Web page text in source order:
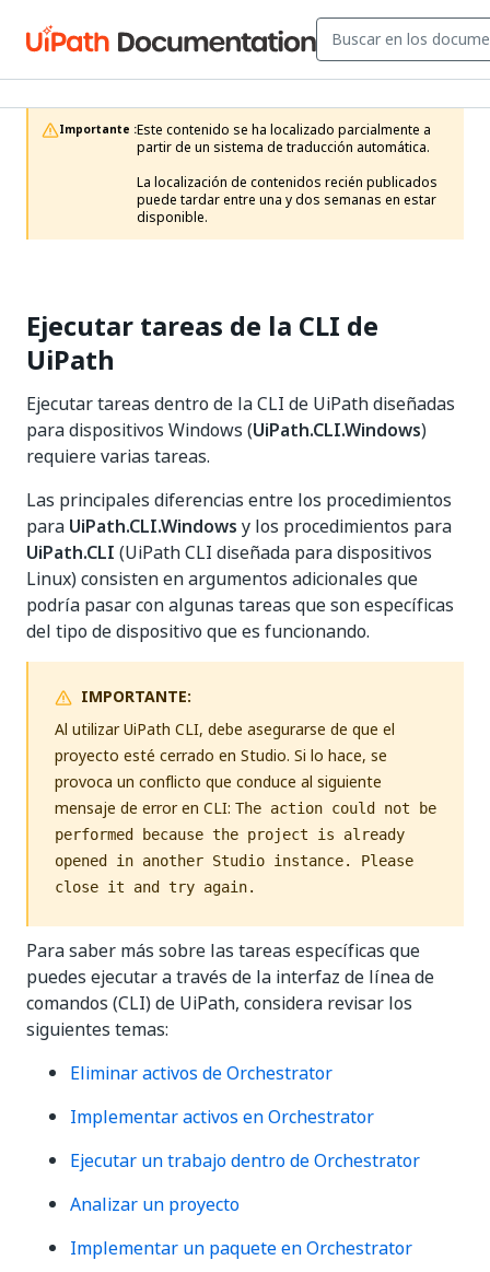
Importante :Este contenido se ha localizado parcialmente a
partir de un sistema de traducción automática.
La localización de contenidos recién publicados
puede tardar entre una y dos semanas en estar
disponible.
Ejecutar tareas de la CLI de
UiPath
Ejecutar tareas dentro de la CLI de UiPath diseñadas
para dispositivos Windows (UiPath.CLI.Windows)
requiere varias tareas.
Las principales diferencias entre los procedimientos
para UiPath.CLI.Windows y los procedimientos para
UiPath.CLI (UiPath CLI diseñada para dispositivos
Linux) consisten en argumentos adicionales que
podría pasar con algunas tareas que son específicas
del tipo de dispositivo que es funcionando.
IMPORTANTE:
Al utilizar UiPath CLI, debe asegurarse de que el
proyecto esté cerrado en Studio. Si lo hace, se
provoca un conflicto que conduce al siguiente
mensaje de error en CLI: The action could not be
performed because the project is already
opened in another Studio instance. Please
close it and try again.
Para saber más sobre las tareas específicas que
puedes ejecutar a través de la interfaz de línea de
comandos (CLI) de UiPath, considera revisar los
siguientes temas:
Eliminar activos de Orchestrator
Implementar activos en Orchestrator
Ejecutar un trabajo dentro de Orchestrator
Analizar un proyecto
Implementar un paquete en Orchestrator